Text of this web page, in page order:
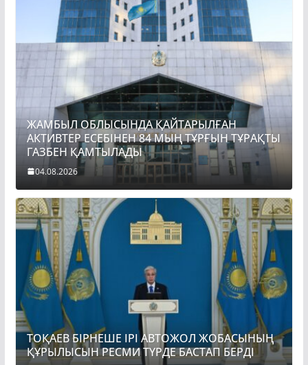
ЖАМБЫЛ ОБЛЫСЫНДА ҚАЙТАРЫЛҒАН
АКТИВТЕР ЕСЕБІНЕН 84 МЫҢ ТҰРҒЫН ТҰРАҚТЫ
ГАЗБЕН ҚАМТЫЛАДЫ
04.08.2026
ТОҚАЕВ БІРНЕШЕ ІРІ АВТОЖОЛ ЖОБАСЫНЫҢ
ҚҰРЫЛЫСЫН РЕСМИ ТҮРДЕ БАСТАП БЕРДІ